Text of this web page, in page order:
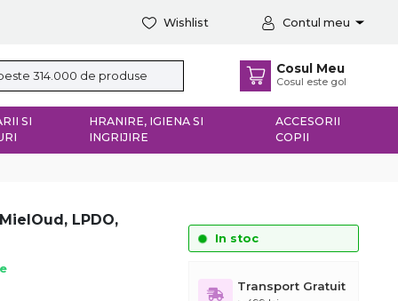
Wishlist Contul meu
Cosul Meu
Cosul este gol
SI
HRANIRE, IGIENA SI
INGRIJIRE
ACCESORII
COPII
LPDO,
In stoc
Transport Gratuit